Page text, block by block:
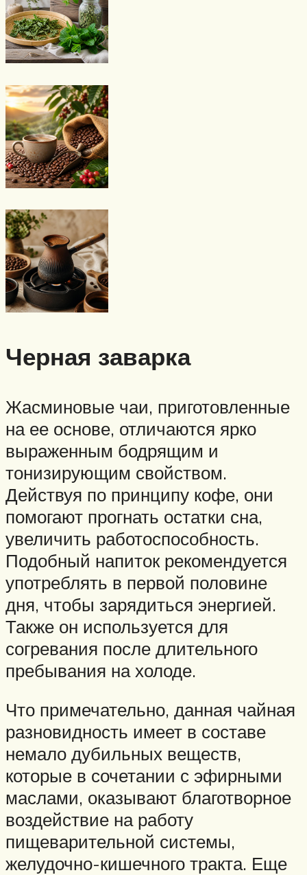
Черная заварка
Жасминовые чаи, приготовленные
на ее основе, отличаются ярко
выраженным бодрящим и
тонизирующим свойством.
Действуя по принципу кофе, они
помогают прогнать остатки сна,
увеличить работоспособность.
Подобный напиток рекомендуется
употреблять в первой половине
дня, чтобы зарядиться энергией.
Также он используется для
согревания после длительного
пребывания на холоде.
Что примечательно, данная чайная
разновидность имеет в составе
немало дубильных веществ,
которые в сочетании с эфирными
маслами, оказывают благотворное
воздействие на работу
пищеварительной системы,
желудочно-кишечного тракта. Еще